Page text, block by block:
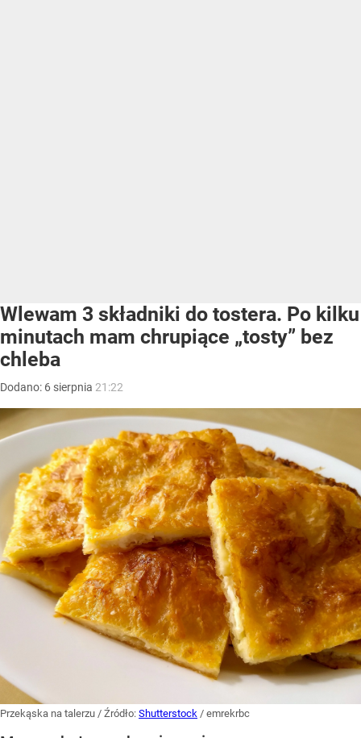
Wlewam 3 składniki do tostera. Po kilku
minutach mam chrupiące „tosty” bez
chleba
Dodano: 6 sierpnia 21:22
Przekąska na talerzu / Źródło: Shutterstock / emrekrbc